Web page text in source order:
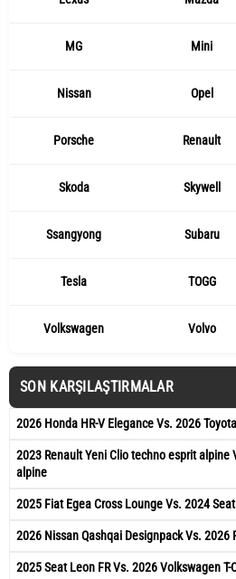
MG Mini
Nissan Opel
Porsche Renault
Skoda Skywell
Ssangyong Subaru
Tesla TOGG
Volkswagen Volvo
SON KARŞILAŞTIRMALAR
2026 Honda HR-V Elegance Vs. 2026
2023 Renault Yeni Clio techno esprit alpine
alpine
2025 Fiat Egea Cross Lounge Vs. 2024
2026 Nissan Qashqai Designpack Vs. 2026
2025 Seat Leon FR Vs. 2026 Volkswagen T-